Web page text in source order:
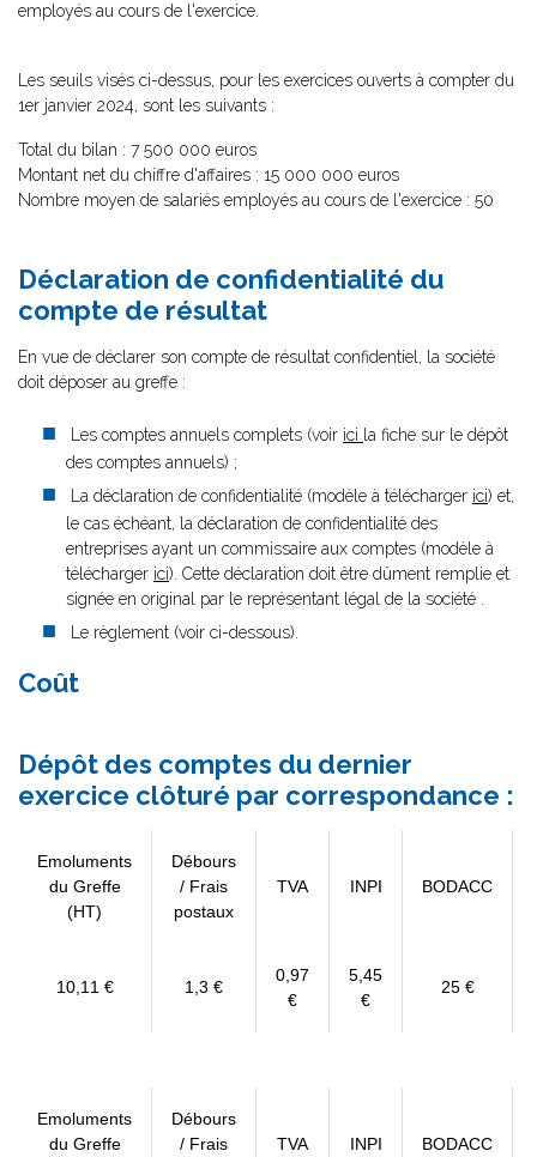
employés au cours de l'exercice.
Les seuils visés ci-dessus, pour les exercices ouverts à compter du
1er janvier 2024, sont les suivants :
Total du bilan : 7 500 000 euros
Montant net du chiffre d'affaires : 15 000 000 euros
Nombre moyen de salariés employés au cours de l'exercice : 50
Déclaration de confidentialité du
compte de résultat
En vue de déclarer son compte de résultat confidentiel, la société
doit déposer au greffe :
Les comptes annuels complets (voir ici la fiche sur le dépôt
des comptes annuels) ;
La déclaration de confidentialité (modèle à télécharger ici) et,
le cas échéant, la déclaration de confidentialité des
entreprises ayant un commissaire aux comptes (modèle à
télécharger ici). Cette déclaration doit être dûment remplie et
signée en original par le représentant légal de la société .
Le règlement (voir ci-dessous).
Coût
Dépôt des comptes du dernier
exercice clôturé par correspondance :
Emoluments
du Greffe
(HT)
Débours
/ Frais
postaux
TVA INPI BODACC
10,11 € 1,3 €
0,97
€
5,45
€
25 €
Emoluments
du Greffe
Débours
/ Frais
TVA INPI BODACC